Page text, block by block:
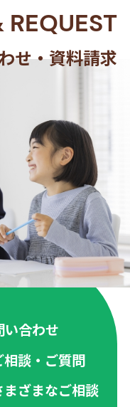
REQUEST
せ・資料請求
い合わせ
談・ご質問
ざまなご相談